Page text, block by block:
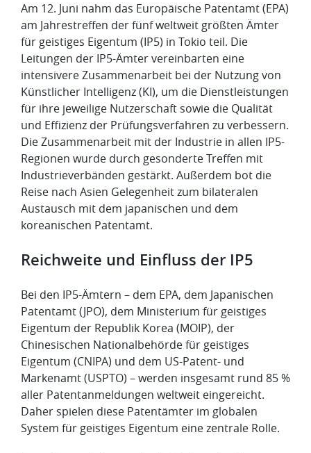
​​Am 12. Juni nahm das Europäische Patentamt (EPA)
am Jahrestreffen der fünf weltweit größten Ämter
für geistiges Eigentum (IP5) in Tokio teil. Die
Leitungen der IP5-Ämter vereinbarten eine
intensivere Zusammenarbeit bei der Nutzung von
Künstlicher Intelligenz (KI), um die Dienstleistungen
für ihre jeweilige Nutzerschaft sowie die Qualität
und Effizienz der Prüfungsverfahren zu verbessern.
Die Zusammenarbeit mit der Industrie in allen IP5-
Regionen wurde durch gesonderte Treffen mit
Industrieverbänden gestärkt. Außerdem bot die
Reise nach Asien Gelegenheit zum bilateralen
Austausch mit dem japanischen und dem
koreanischen Patentamt.
​Reichweite und Einfluss der IP5
​Bei den IP5-Ämtern – dem EPA, dem Japanischen
Patentamt (JPO), dem Ministerium für geistiges
Eigentum der Republik Korea (MOIP), der
Chinesischen Nationalbehörde für geistiges
Eigentum (CNIPA) und dem US-Patent- und
Markenamt (USPTO) – werden insgesamt rund 85 %
aller Patentanmeldungen weltweit eingereicht.
Daher spielen diese Patentämter im globalen
System für geistiges Eigentum eine zentrale Rolle.